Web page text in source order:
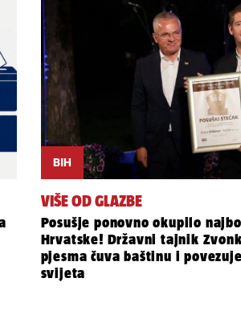
BIH
VIŠE OD GLAZBE
Posušje ponovno okupilo
Hrvatske! Državni tajnik
pjesma čuva baštinu i
svijeta